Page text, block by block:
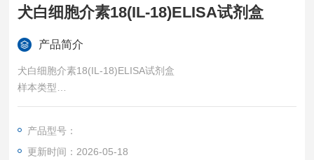
犬白细胞介素18(IL-18)ELISA试剂盒
产品简介
犬白细胞介素18(IL-18)ELISA试剂盒
样本类型
血清、血浆、组织匀浆、细胞裂解液、细胞培养上清等各类生物
特异性
本试剂盒特异性检测犬样本中白细胞介素18(IL-18)，且与其它相
产品型号：
更新时间：2026-05-18